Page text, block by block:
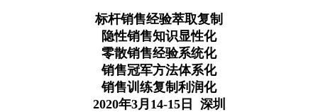
标杆销售经验萃取复制
隐性销售知识显性化
零散销售经验系统化
销售冠军方法体系化
销售训练复制利润化
2020年3月14-15日 深圳